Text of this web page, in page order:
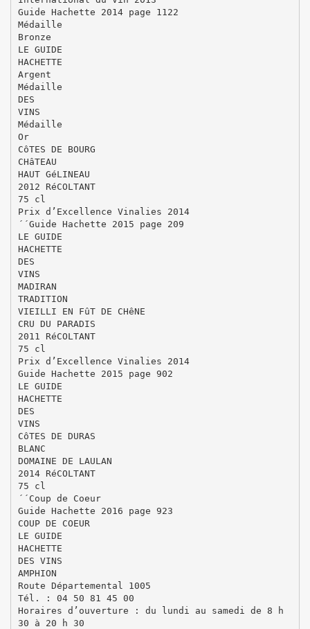
Guide Hachette 2014 page 1122
Médaille
Bronze
LE GUIDE
HACHETTE
Argent
Médaille
DES
VINS
Médaille
Or
CôTES DE BOURG
CHâTEAU
HAUT GéLINEAU
2012 RéCOLTANT
75 cl
Prix d’Excellence Vinalies 2014
´´Guide Hachette 2015 page 209
LE GUIDE
HACHETTE
DES
VINS
MADIRAN
TRADITION
VIEILLI EN FûT DE CHêNE
CRU DU PARADIS
2011 RéCOLTANT
75 cl
Prix d’Excellence Vinalies 2014
Guide Hachette 2015 page 902
LE GUIDE
HACHETTE
DES
VINS
CôTES DE DURAS
BLANC
DOMAINE DE LAULAN
2014 RéCOLTANT
75 cl
´´Coup de Coeur
Guide Hachette 2016 page 923
COUP DE COEUR
LE GUIDE
HACHETTE
DES VINS
AMPHION
Route Départemental 1005
Tél. : 04 50 81 45 00
Horaires d’ouverture : du lundi au samedi de 8 h
30 à 20 h 30